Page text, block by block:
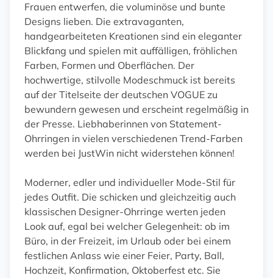
Frauen entwerfen, die voluminöse und bunte
Designs lieben. Die extravaganten,
handgearbeiteten Kreationen sind ein eleganter
Blickfang und spielen mit auffälligen, fröhlichen
Farben, Formen und Oberflächen. Der
hochwertige, stilvolle Modeschmuck ist bereits
auf der Titelseite der deutschen VOGUE zu
bewundern gewesen und erscheint regelmäßig in
der Presse. Liebhaberinnen von Statement-
Ohrringen in vielen verschiedenen Trend-Farben
werden bei JustWin nicht widerstehen können!
Moderner, edler und individueller Mode-Stil für
jedes Outfit. Die schicken und gleichzeitig auch
klassischen Designer-Ohrringe werten jeden
Look auf, egal bei welcher Gelegenheit: ob im
Büro, in der Freizeit, im Urlaub oder bei einem
festlichen Anlass wie einer Feier, Party, Ball,
Hochzeit, Konfirmation, Oktoberfest etc. Sie